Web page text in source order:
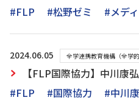
#FLP
#松野ゼミ #メデ
2024.06.05 全学連携教育機構（全学
【FLP国際協力】中川康
#FLP
#国際協力 #中川